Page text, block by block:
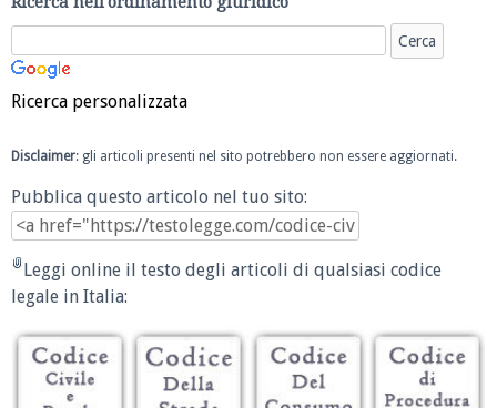
Ricerca personalizzata
Disclaimer: gli articoli presenti nel sito potrebbero non essere aggiornati.
Pubblica questo articolo nel tuo sito:
Leggi online il testo degli articoli di qualsiasi codice
legale in Italia: